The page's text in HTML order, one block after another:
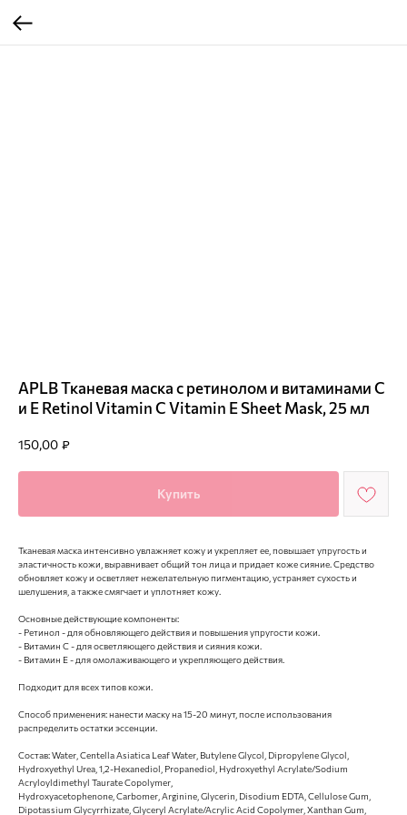
APLB Тканевая маска с ретинолом и витаминами С
и Е Retinol Vitamin C Vitamin E Sheet Mask, 25 мл
150,00 ₽
Купить
Тканевая маска интенсивно увлажняет кожу и укрепляет ее, повышает упругость и
эластичность кожи, выравнивает общий тон лица и придает коже сияние. Средство
обновляет кожу и осветляет нежелательную пигментацию, устраняет сухость и
шелушения, а также смягчает и уплотняет кожу.
Основные действующие компоненты:
- Ретинол - для обновляющего действия и повышения упругости кожи.
- Витамин С - для осветляющего действия и сияния кожи.
- Витамин Е - для омолаживающего и укрепляющего действия.
Подходит для всех типов кожи.
Способ применения: нанести маску на 15-20 минут, после использования
распределить остатки эссенции.
Состав: Water, Centella Asiatica Leaf Water, Butylene Glycol, Dipropylene Glycol,
Hydroxyethyl Urea, 1,2-Hexanediol, Propanediol, Hydroxyethyl Acrylate/Sodium
Acryloyldimethyl Taurate Copolymer,
Hydroxyacetophenone, Carbomer, Arginine, Glycerin, Disodium EDTA, Cellulose Gum,
Dipotassium Glycyrrhizate, Glyceryl Acrylate/Acrylic Acid Copolymer, Xanthan Gum,